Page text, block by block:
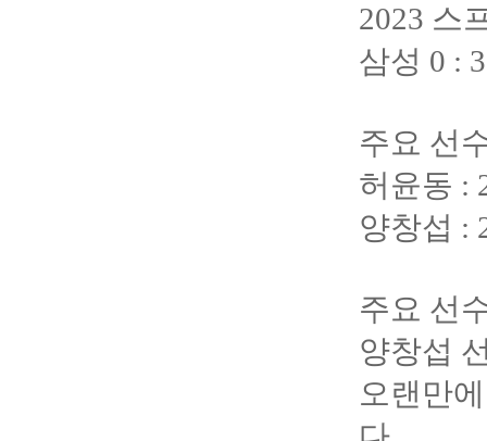
2023 스
삼성 0 :
주요 선
허윤동 :
양창섭 :
주요 선
양창섭
오랜만